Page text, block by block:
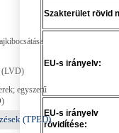
(LVD)
egyszerű
(TPED)
Szakterület rövid
EU-s irányelv:
EU-s irányelv
rövidítése: